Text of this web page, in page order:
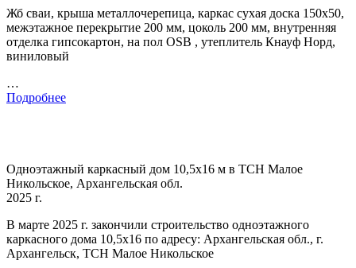
Жб сваи, крыша металлочерепица, каркас сухая доска 150х50,
межэтажное перекрытие 200 мм, цоколь 200 мм, внутренняя
отделка гипсокартон, на пол OSB , утеплитель Кнауф Норд,
виниловый
…
Подробнее
Одноэтажный каркасный дом 10,5х16 м в ТСН Малое
Никольское, Архангельская обл.
2025 г.
В марте 2025 г. закончили строительство одноэтажного
каркасного дома 10,5х16 по адресу: Архангельская обл., г.
Архангельск, ТСН Малое Никольское